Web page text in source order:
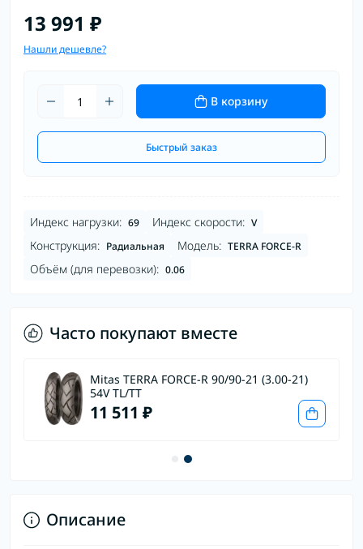
13 991 ₽
Нашли дешевле?
В корзину
Быстрый заказ
Индекс нагрузки: 69 Индекс скорости: V
Конструкция: Радиальная Модель: TERRA FORCE-R
Объём (для перевозки): 0.06
Часто покупают вместе
Mitas TERRA FORCE-R 90/90-21 (3.00-21)
54V TL/TT
11 511 ₽
Описание